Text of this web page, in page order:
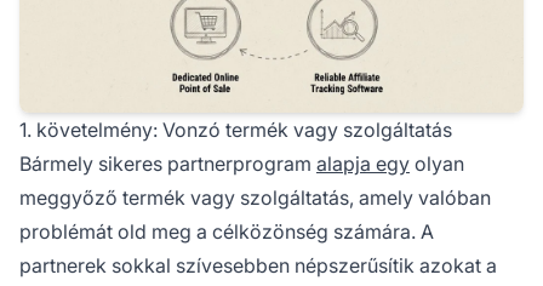
1. követelmény: Vonzó termék vagy szolgáltatás
Bármely sikeres partnerprogram alapja egy olyan
meggyőző termék vagy szolgáltatás, amely valóban
problémát old meg a célközönség számára. A
partnerek sokkal szívesebben népszerűsítik azokat a